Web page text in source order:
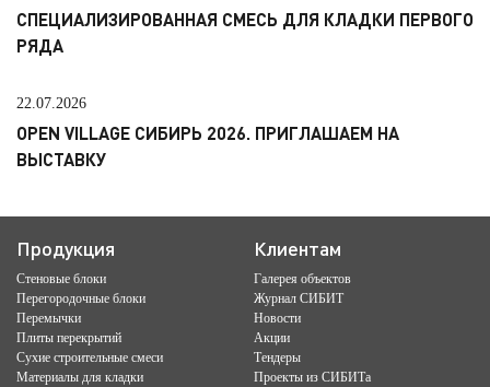
СПЕЦИАЛИЗИРОВАННАЯ СМЕСЬ ДЛЯ КЛАДКИ ПЕРВОГО
РЯДА
22.07.2026
OPEN VILLAGE СИБИРЬ 2026. ПРИГЛАШАЕМ НА
ВЫСТАВКУ
Продукция
Стеновые блоки
Перегородочные блоки
Перемычки
Плиты перекрытий
Сухие строительные смеси
Материалы для кладки
Клиентам
Галерея объектов
Журнал СИБИТ
Новости
Акции
Тендеры
Проекты из СИБИТа